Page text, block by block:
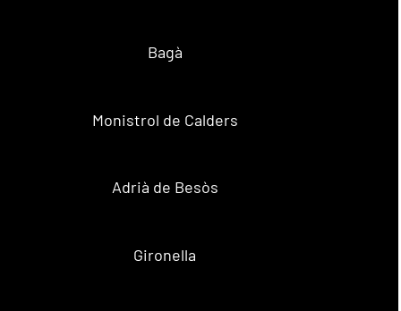
Bagà
Monistrol de Calders
Adrià de Besòs
Gironella